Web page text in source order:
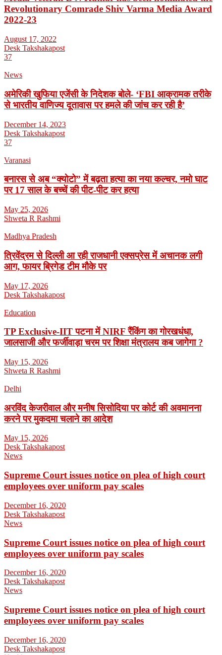
Revolutionary Comrade Shiv Varma Media Award
2022-23
August 17, 2022
Desk Takshakapost
37
News
अमेरिकी खुफिया एजेंसी के निदेशक बोले- ‘FBI आक्रामक तरीके
से भारतीय वाणिज्य दूतावास पर हमले की जांच कर रही है’
December 14, 2023
Desk Takshakapost
37
Varanasi
बनारस से अब “क्योटो” में बढ़ता हत्या का नया कल्चर, नमो घाट
पर 17 साल के बच्चें की पीट-पीट कर हत्या
May 25, 2026
Shweta R Rashmi
Madhya Pradesh
त्रिवेंद्रम से दिल्ली आ रही राजधानी एक्सप्रेस में अचानक लगी
आग, फायर ब्रिगेड टीम मौके पर
May 17, 2026
Desk Takshakapost
Education
TP Exclusive-IIT पटना में NIRF रैंकिंग का गोरखधंधा,
जालसाजी और फर्जीवाड़ा चरम पर शिक्षा मंत्रालय कब जागेगा ?
May 15, 2026
Shweta R Rashmi
Delhi
अरविंद केजरीवाल और मनीष सिसोदिया पर कोर्ट की अवमानना
करने पर मुकदमा चलाने का आदेश
May 15, 2026
Desk Takshakapost
News
Supreme Court issues notice on plea of high court
employees over uniform pay scales
December 16, 2020
Desk Takshakapost
News
Supreme Court issues notice on plea of high court
employees over uniform pay scales
December 16, 2020
Desk Takshakapost
News
Supreme Court issues notice on plea of high court
employees over uniform pay scales
December 16, 2020
Desk Takshakapost